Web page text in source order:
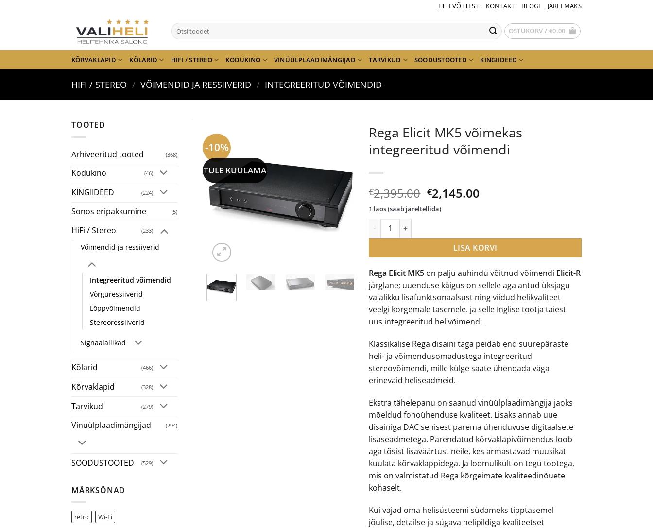
ETTEVÕTTEST KONTAKT BLOGI JÄRELMAKS
Otsi: OSTUKORV / €0.00
KÕRVAKLAPID KÕLARID HIFI / STEREO KODUKINO VINÜÜLPLAADIMÄNGIJAD TARVIKUD SOODUSTOOTED KINGIIDEED
HIFI / STEREO / VÕIMENDID JA RESSIIVERID / INTEGREERITUD VÕIMENDID
TOOTED
Arhiveeritud tooted (368)
Kodukino (46)
KINGIIDEED (224)
Sonos eripakkumine (5)
HiFi / Stereo (233)
Võimendid ja ressiiverid
Integreeritud võimendid
Võrguressiiverid
Lõppvõimendid
Stereoressiiverid
Signaalallikad
Kõlarid (466)
Kõrvaklapid (328)
Tarvikud (279)
Vinüülplaadimängijad (294)
SOODUSTOOTED (529)
MÄRKSÕNAD
retro Wi-Fi
-10%
TULE KUULAMA
Rega Elicit MK5 võimekas
integreeritud võimendi
€2,395.00 Algne
hind
oli:
€2,145.00Current
Rega Elicit MK5 on palju auhindu võitnud võimendi Elicit-R
järglane; uuenduse käigus on sellele aga antud üksjagu
vajalikku lisafunktsonaalsust ning viidud helikvaliteet
veelgi kõrgemale tasemele. ja selle Inglise tootja täiesti
uus integreeritud helivõimendi.
Klassikalise Rega disaini taga peidab end suurepäraste
heli- ja võimendusomadustega integreeritud
stereovõimendi, mille külge saate ühendada väga
erinevaid heliseadmeid.
Ekstra tähelepanu on saanud vinüülplaadimängija jaoks
mõeldud fonoühenduse kvaliteet. Lisaks annab uue
disainiga DAC senisest parema ühenduvuse digitaalsete
lisaseadmetega. Parendatud kõrvaklapivõimendus loob
aga tõsist lisaväärtust neile, kes armastavad muusikat
kuulata kõrvaklappidega. Ja loomulikult on tegu tootega,
mis on valmistatud Rega kõrgeimate kvaliteedinõuete
kohaselt.
Kui vajad oma helisüsteemi südameks tipptasemel
jõulise, detailse ja sügava helipildiga kvaliteetset
1 laos (saab järeltellida)
Rega Elicit MK5 võimekas integreeritud võimendi kogus
LISA KORVI